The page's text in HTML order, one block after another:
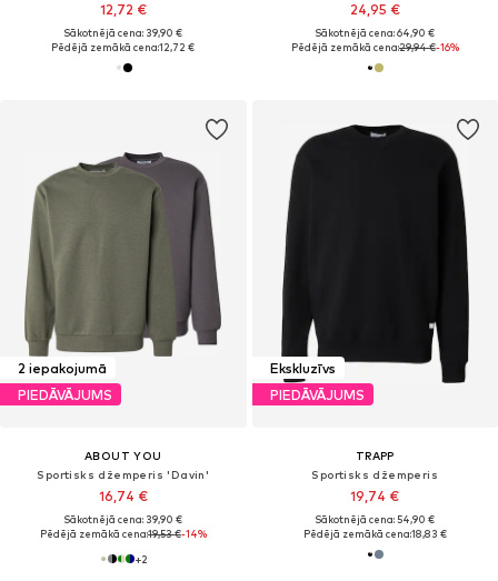
12,72 €
Sākotnējā cena: 39,90 €
Pēdējā zemākā cena:12,72 €
24,95 €
Sākotnējā cena: 64,90 €
Pēdējā zemākā cena:29,94 €-16%
2 iepakojumā
PIEDĀVĀJUMS
ABOUT YOU
Sportisks džemperis 'Davin'
16,74 €
Sākotnējā cena: 39,90 €
Pēdējā zemākā cena:19,53 €-14%
+2
Ekskluzīvs
PIEDĀVĀJUMS
TRAPP
Sportisks džemperis
19,74 €
Sākotnējā cena: 54,90 €
Pēdējā zemākā cena:18,83 €